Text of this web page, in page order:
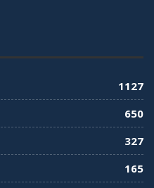
1127
650
327
165